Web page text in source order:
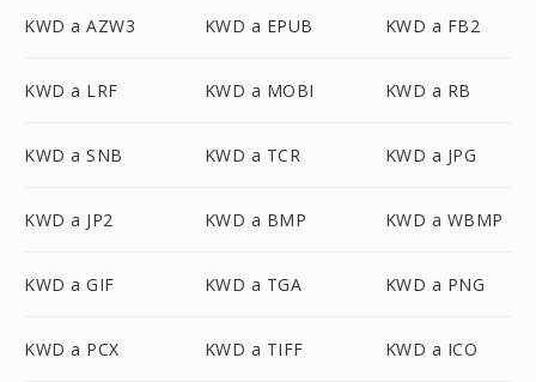
KWD a AZW3 KWD a EPUB KWD a FB2
KWD a LRF KWD a MOBI KWD a RB
KWD a SNB KWD a TCR KWD a JPG
KWD a JP2 KWD a BMP KWD a WBMP
KWD a GIF KWD a TGA KWD a PNG
KWD a PCX KWD a TIFF KWD a ICO